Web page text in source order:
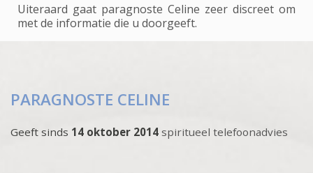
Uiteraard gaat paragnoste Celine zeer discreet om
met de informatie die u doorgeeft.
PARAGNOSTE CELINE
Geeft sinds 14 oktober 2014 spiritueel telefoonadvies